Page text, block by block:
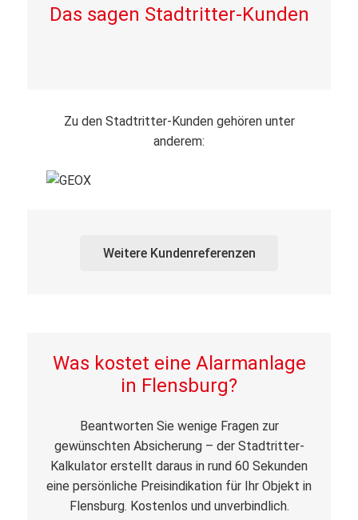
Das sagen Stadtritter-Kunden
Zu den Stadtritter-Kunden gehören unter
anderem:
Weitere Kundenreferenzen
Was kostet eine Alarmanlage
in Flensburg?
Beantworten Sie wenige Fragen zur
gewünschten Absicherung – der Stadtritter-
Kalkulator erstellt daraus in rund 60 Sekunden
eine persönliche Preisindikation für Ihr Objekt in
Flensburg. Kostenlos und unverbindlich.